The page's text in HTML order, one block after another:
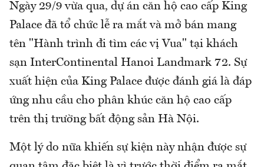
Ngày 29/9 vừa qua, dự án căn hộ cao cấp King
Palace đã tổ chức lễ ra mắt và mở bán mang
tên "Hành trình đi tìm các vị Vua" tại khách
sạn InterContinental Hanoi Landmark 72. Sự
xuất hiện của King Palace được đánh giá là đáp
ứng nhu cầu cho phân khúc căn hộ cao cấp
trên thị trường bất động sản Hà Nội.
Một lý do nữa khiến sự kiện này nhận được sự